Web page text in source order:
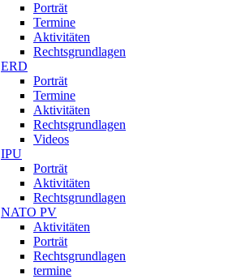
Porträt
Termine
Aktivitäten
Rechtsgrundlagen
ERD
Porträt
Termine
Aktivitäten
Rechtsgrundlagen
Videos
IPU
Porträt
Aktivitäten
Rechtsgrundlagen
NATO PV
Aktivitäten
Porträt
Rechtsgrundlagen
termine